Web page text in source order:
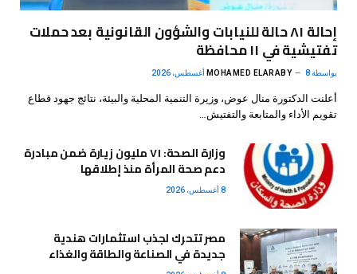
إحالة ٨١ حالة للنيابات والشؤون القانونية بعد حملات
تفتيشية في ١١ محافظة
بواسطة MOHAMED ELARABY 8 أغسطس، 2026
أعلنت الدكتورة منال عوض، وزيرة التنمية المحلية والبيئة، نتائج جهود قطاع
تقويم الأداء والمتابعة والتفتيش…
وزارة الصحة: ٧١ مليون زيارة ضمن مبادرة
دعم صحة المرأة منذ إطلاقها
8 أغسطس، 2026
مصر تتحرك لجذب استثمارات هندية
جديدة في الصناعة والطاقة والغذاء